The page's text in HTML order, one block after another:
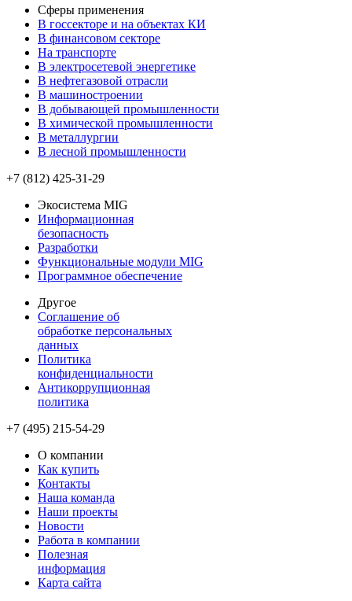
Сферы применения
В госсекторе и на объектах КИ
В финансовом секторе
На транспорте
В электросетевой энергетике
В нефтегазовой отрасли
В машиностроении
В добывающей промышленности
В химической промышленности
В металлургии
В лесной промышленности
+7 (812) 425-31-29
Экосистема MIG
Информационная
безопасность
Разработки
Функциональные модули MIG
Программное обеспечение
Другое
Соглашение об
обработке персональных
данных
Политика
конфиденциальности
Антикоррупционная
политика
+7 (495) 215-54-29
О компании
Как купить
Контакты
Наша команда
Наши проекты
Новости
Работа в компании
Полезная
информация
Карта сайта